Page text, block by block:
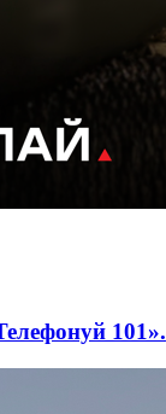
101».